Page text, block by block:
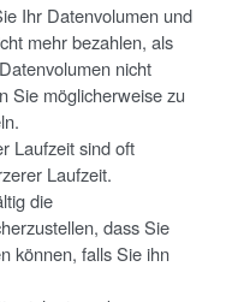
Ihr Datenvolumen und
mehr bezahlen, als
nicht
Sie möglicherweise zu
Laufzeit sind oft
Laufzeit.
die
dass Sie
können, falls Sie ihn